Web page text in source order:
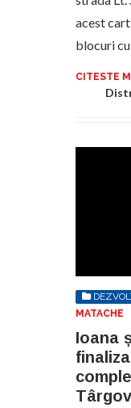
acest
blocuri
CITESTE
MATACHE
Ioana